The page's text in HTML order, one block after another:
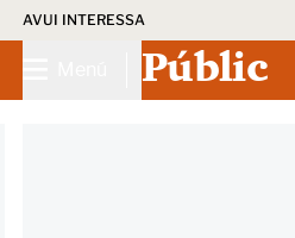
AVUI INTERESSA
Públic